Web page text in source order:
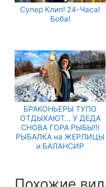
Супер Клип! 24-Часа!
Боба!
БРАКОНЬЕРЫ ТУПО
ОТДЫХАЮТ… У ДЕДА
СНОВА ГОРА РЫБЫ!!!
РЫБАЛКА на ЖЕРЛИЦЫ
и БАЛАНСИР
Похожие